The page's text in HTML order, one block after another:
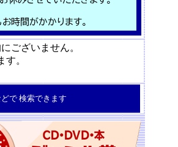
ございません。
。
で 検索できます